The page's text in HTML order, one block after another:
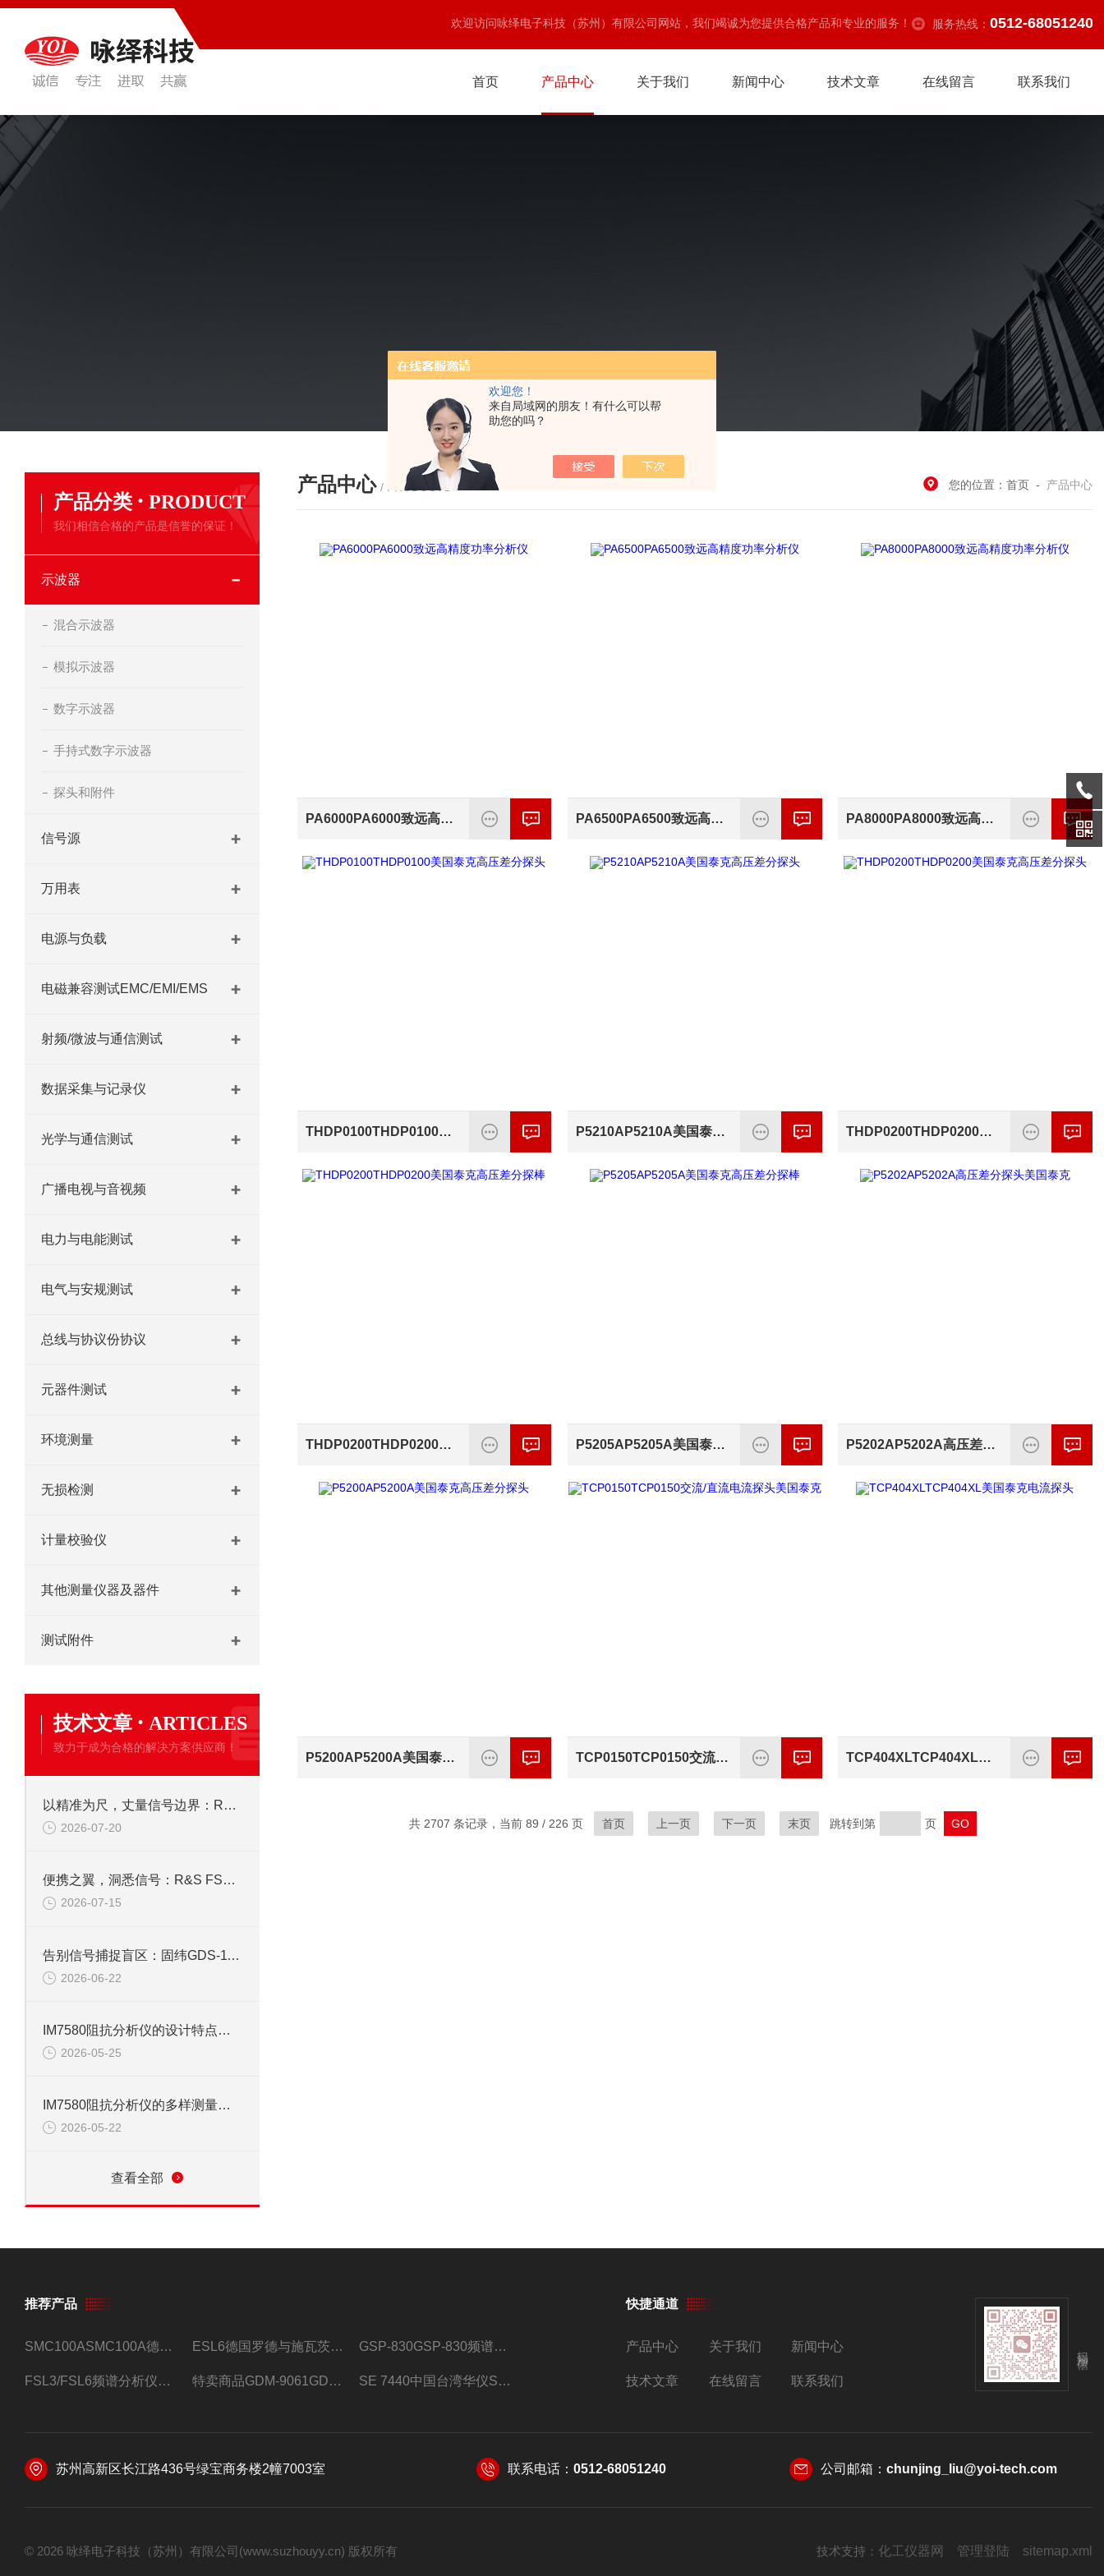
欢迎您！
来自局域网的朋友！有什么可以帮
助您的吗？
欢迎访问咏绎电子科技（苏州）有限公司网站，我们竭诚为您提供合格产品和专业的服务！ 服务热线： 0512-68051240
首页 产品中心 关于我们 新闻中心 技术文章 在线留言 联系我们
产品分类 · PRODUCT
我们相信合格的产品是信誉的保证！
示波器
混合示波器
模拟示波器
数字示波器
手持式数字示波器
探头和附件
信号源
万用表
电源与负载
电磁兼容测试EMC/EMI/EMS
射频/微波与通信测试
数据采集与记录仪
光学与通信测试
广播电视与音视频
电力与电能测试
电气与安规测试
总线与协议份协议
元器件测试
环境测量
无损检测
计量校验仪
其他测量仪器及器件
测试附件
技术文章 · ARTICLES
致力于成为合格的解决方案供应商！
以精准为尺，丈量信号边界：R&S FSH4手持频谱仪的核心应用价值
2026-07-20
便携之翼，洞悉信号：R&S FSH4手持频谱仪功能解码
2026-07-15
告别信号捕捉盲区：固纬GDS-1102示波器峰值侦测与触发系统全攻略
2026-06-22
IM7580阻抗分析仪的设计特点与技术优势
2026-05-25
IM7580阻抗分析仪的多样测量模式与应用
2026-05-22
查看全部
产品中心 / PRODUCTS 您的位置： 首页 - 产品中心
PA6000PA6000致远高精度功率分析仪 PA6500PA6500致远高精度功率分析仪 PA8000PA8000致远高精度功率分析仪
THDP0100THDP0100美国泰克高压差分探头 P5210AP5210A美国泰克高压差分探头 THDP0200THDP0200美国泰克高压差分探头
THDP0200THDP0200美国泰克高压差分探棒 P5205AP5205A美国泰克高压差分探棒 P5202AP5202A高压差分探头美国泰克
P5200AP5200A美国泰克高压差分探头 TCP0150TCP0150交流/直流电流探头美国泰克 TCP404XLTCP404XL美国泰克电流探头
共 2707 条记录，当前 89 / 226 页 首页 上一页 下一页 末页 跳转到第 页
推荐产品
SMC100ASMC100A德国罗德与施瓦茨射频信号源 ESL6德国罗德与施瓦茨预认证EMI接收机 GSP-830GSP-830频谱分析仪
FSL3/FSL6频谱分析仪FSL3/FSL6罗德与施瓦茨 特卖商品GDM-9061GDM-9061台式万用表 SE 7440中国台湾华仪SE系列安规综合分析仪
快捷通道
产品中心 关于我们 新闻中心
技术文章 在线留言 联系我们
苏州高新区长江路436号绿宝商务楼2幢7003室 联系电话： 0512-68051240 公司邮箱： chunjing_liu@yoi-tech.com
© 2026 咏绎电子科技（苏州）有限公司(www.suzhouyy.cn) 版权所有 技术支持： 化工仪器网 管理登陆 sitemap.xml